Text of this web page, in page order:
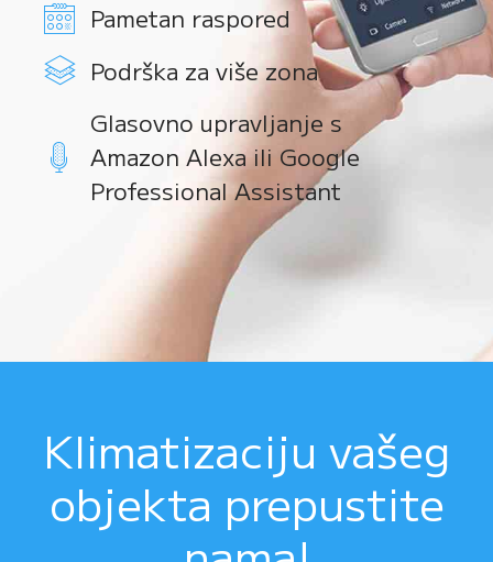
Pametan raspored
Podrška za više zona
Glasovno upravljanje s
Amazon Alexa ili Google
Professional Assistant
Klimatizaciju vašeg
objekta prepustite